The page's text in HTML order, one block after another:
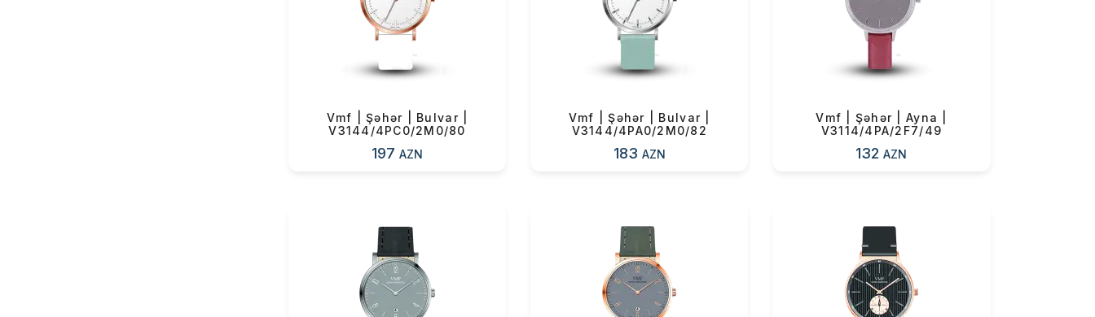
Vmf | Şəhər | Bulvar |
V3144/4PC0/2M0/80
197 AZN
Vmf | Şəhər | Bulvar |
V3144/4PA0/2M0/82
183 AZN
Vmf | Şəhər | Ayna |
V3114/4PA/2F7/49
132AZN
Yekun məbləğ